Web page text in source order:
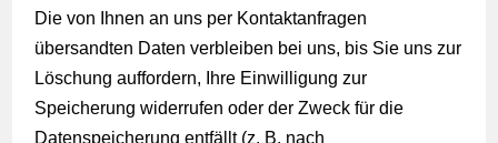
Die von Ihnen an uns per Kontaktanfragen
übersandten Daten verbleiben bei uns, bis Sie uns zur
Löschung auffordern, Ihre Einwilligung zur
Speicherung widerrufen oder der Zweck für die
Datenspeicherung entfällt (z. B. nach